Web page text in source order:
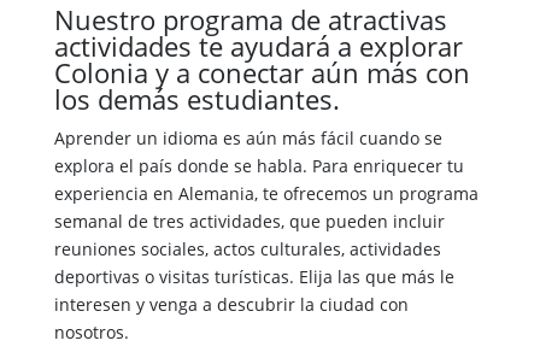
Nuestro programa de atractivas
actividades te ayudará a explorar
Colonia y a conectar aún más con
los demás estudiantes.
Aprender un idioma es aún más fácil cuando se
explora el país donde se habla. Para enriquecer tu
experiencia en Alemania, te ofrecemos un programa
semanal de tres actividades, que pueden incluir
reuniones sociales, actos culturales, actividades
deportivas o visitas turísticas. Elija las que más le
interesen y venga a descubrir la ciudad con
nosotros.